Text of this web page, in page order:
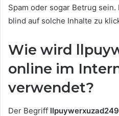
Spam oder sogar Betrug
blind auf solche Inhalte zu
Wie wird
online im
verwendet?
Der Begriff